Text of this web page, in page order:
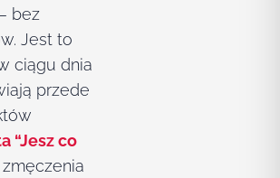
bez
Jest to
ciągu dnia
przede
“Jesz co